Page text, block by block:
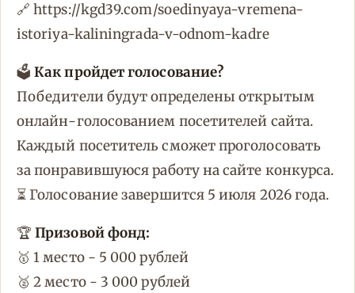
🔗 https://kgd39.com/soedinyaya-vremena-
istoriya-kaliningrada-v-odnom-kadre
🗳️Как пройдет голосование?
Победители будут определены открытым
онлайн-голосованием посетителей сайта.
Каждый посетитель сможет проголосовать
за понравившуюся работу на сайте конкурса.
⏳ Голосование завершится 5 июля 2026 года.
🏆Призовой фонд:
🥇 1 место - 5 000 рублей
🥈 2 место - 3 000 рублей